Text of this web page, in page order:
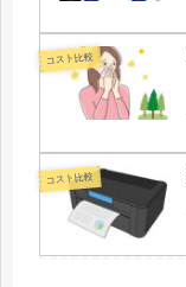
コスト比較
コスト比較